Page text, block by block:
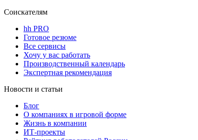
Соискателям
hh PRO
Готовое резюме
Все сервисы
Хочу у вас работать
Производственный календарь
Экспертная рекомендация
Новости и статьи
Блог
О компаниях в игровой форме
Жизнь в компании
ИТ-проекты